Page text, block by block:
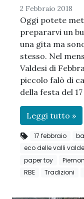
2 Febbraio 2018
Oggi potete
prepararvi un
una gita ma
stesso. Nel
Valdesi di
piccolo falò di
della festa del
Leggi tutto »
17 febbraio
eco delle valli
paper toy
RBE
Tradizioni